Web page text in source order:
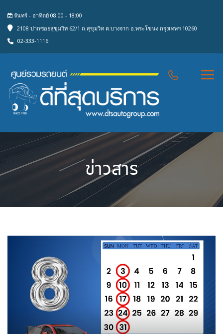
จันทร์ - อาทิตย์ 08:00 - 18:00
2108 ปากซอยสุขุมวิท 62/1 ถ.สุขุมวิท ต.บางจาก อ.พระโขนง กรุงเทพฯ 10260
02-333-1116
ข่าวสาร